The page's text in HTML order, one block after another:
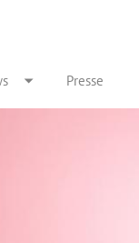
Presse